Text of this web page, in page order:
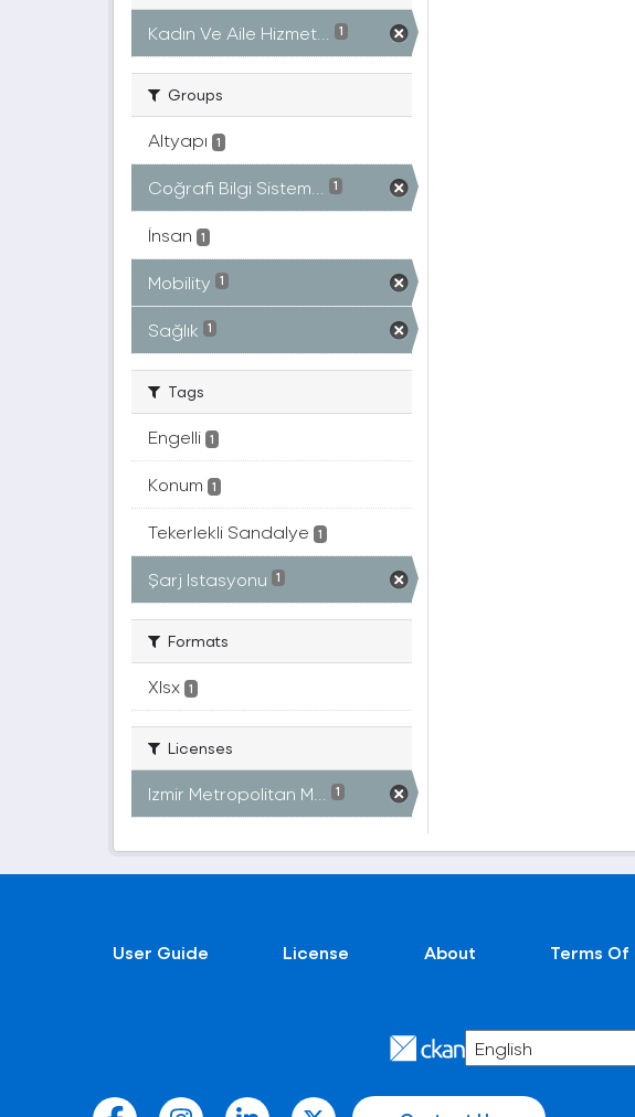
Kadın Ve Aile Hizmet... 1
Groups
Altyapı 1
Coğrafi Bilgi Sistem... 1
İnsan 1
Mobility 1
Sağlık 1
Tags
Engelli 1
Konum 1
Tekerlekli Sandalye 1
Şarj Istasyonu 1
Formats
Xlsx 1
Licenses
Izmir Metropolitan M... 1
User Guide License About Terms Of